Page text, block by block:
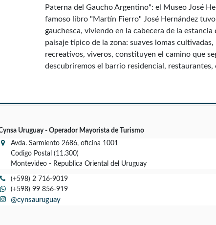
Paterna del Gaucho Argentino": el Museo José
famoso libro "Martín Fierro" José Hernández
gauchesca, viviendo en la cabecera de la
paisaje típico de la zona: suaves lomas
recreativos, viveros, constituyen el camino que
descubriremos el barrio residencial,
Uruguay - Operador Mayorista de Turismo
Avda. Sarmiento 2686, oficina 1001
Codigo Postal (11.300)
Montevideo - Republica Oriental del Uruguay
(+598) 2 716-9019
(+598) 99 856-919
@cynsauruguay